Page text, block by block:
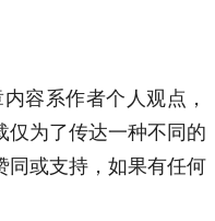
容系作者个人观点，
仅为了传达一种不同的
同或支持，如果有任何